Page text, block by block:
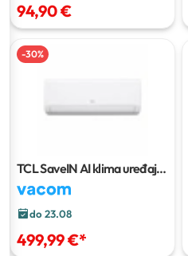
94,90 €
-30%
TCL SaveIN AI klima uređaj
3,40 kW TAC-
12CHSD/ZG311
do 23.08
499,99 €*